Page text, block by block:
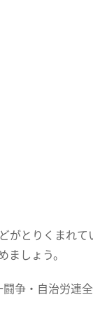
がとりくまれて
しょう。
争・自治労連